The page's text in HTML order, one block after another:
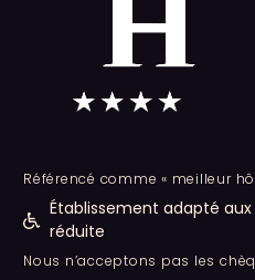
Référencé comme « meilleur
Établissement adapté
réduite
Nous n’acceptons pas les